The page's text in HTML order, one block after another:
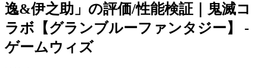
逸&伊之助」の評価/性能検証｜鬼滅コ
ラボ【グランブルーファンタジー】 -
ゲームウィズ